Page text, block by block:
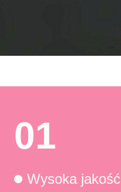
01
Wysoka jakość